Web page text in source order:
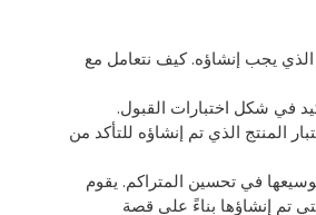
يجب إنشاؤه. كيف نتعامل مع
في شكل اختبارات القبول.
المنتج الذي تم إنشاؤه للتأكد من
في تحسين المتراكم. يقوم
تم إنشاؤها بناءً على قصة